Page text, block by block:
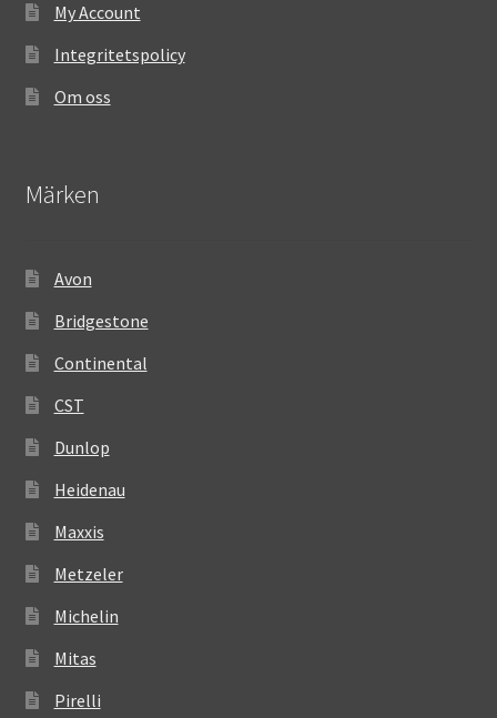
My Account
Integritetspolicy
Om oss
Märken
Avon
Bridgestone
Continental
CST
Dunlop
Heidenau
Maxxis
Metzeler
Michelin
Mitas
Pirelli